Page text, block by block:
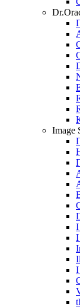
Image
I
I
I